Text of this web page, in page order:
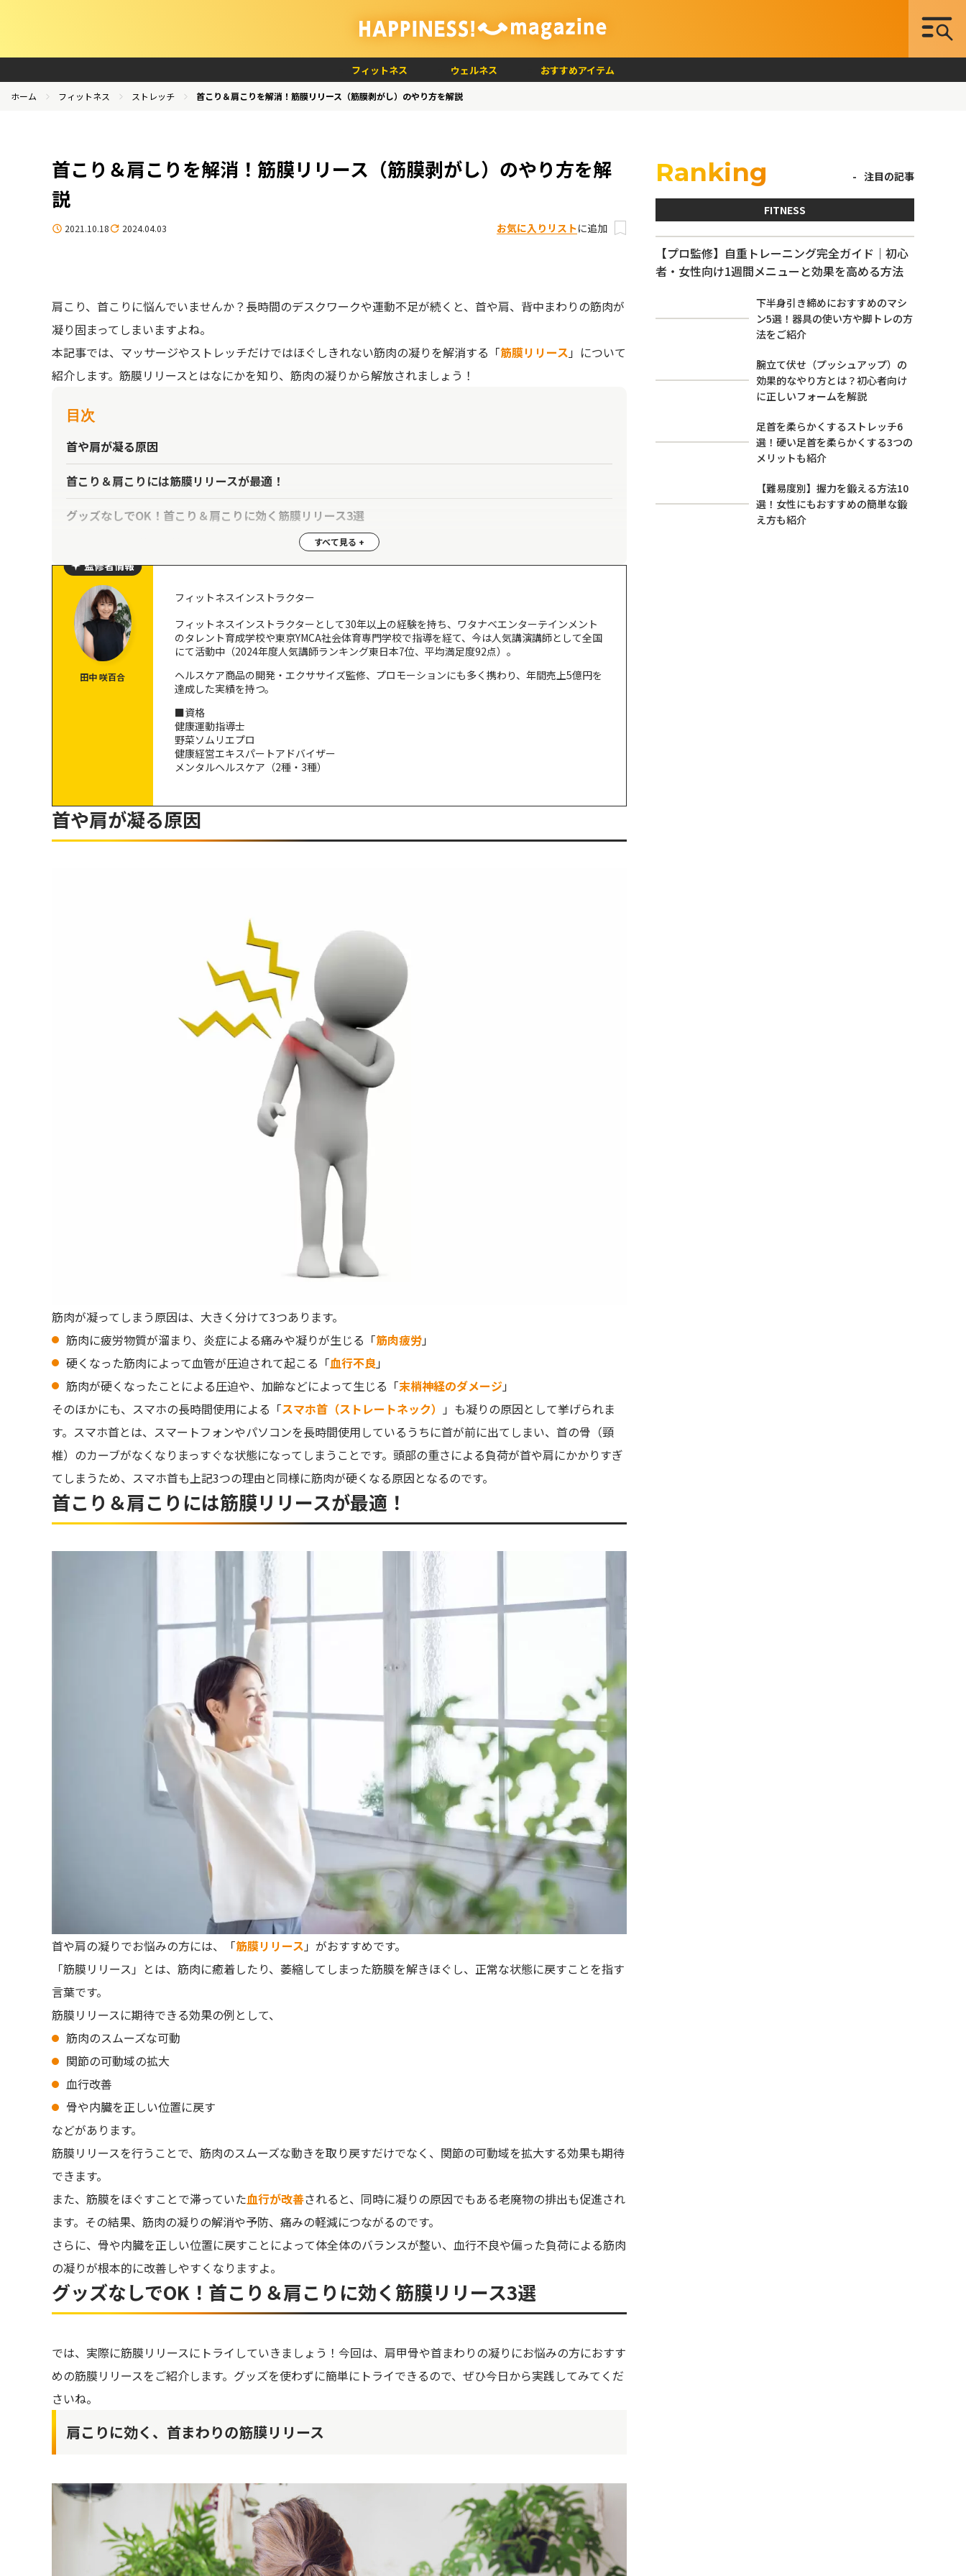
フィットネス ウェルネス おすすめアイテム
ホーム フィットネス ストレッチ 首こり＆肩こりを解消！筋膜リリース（筋膜剥がし）のやり方を解説
首こり＆肩こりを解消！筋膜リリース（筋膜剥がし）のやり方を解
説
2021.10.18 2024.04.03 お気に入りリストに追加
肩こり、首こりに悩んでいませんか？長時間のデスクワークや運動不足が続くと、首や肩、背中まわりの筋肉が
凝り固まってしまいますよね。
本記事では、マッサージやストレッチだけではほぐしきれない筋肉の凝りを解消する「筋膜リリース」について
紹介します。筋膜リリースとはなにかを知り、筋肉の凝りから解放されましょう！
目次
首や肩が凝る原因
首こり＆肩こりには筋膜リリースが最適！
グッズなしでOK！首こり＆肩こりに効く筋膜リリース3選
首まわりの筋膜リリース
背中まわりの筋膜リリース
筋膜ローラーを使った首・肩の筋膜リリースもおすすめ
首・肩の筋膜リリースに関するQ&A
そもそも筋膜リリースとは？
首に筋膜ローラーを使うのは危険？
筋膜ローラー以外におすすめの道具は？
首のトリガーポイントってなに？
監修者情報
田中 咲百合
フィットネスインストラクター
フィットネスインストラクターとして30年以上の経験を持ち、ワタナベエンターテインメント
のタレント育成学校や東京YMCA社会体育専門学校で指導を経て、今は人気講演講師として全国
にて活動中（2024年度人気講師ランキング東日本7位、平均満足度92点）。
ヘルスケア商品の開発・エクササイズ監修、プロモーションにも多く携わり、年間売上5億円を
達成した実績を持つ。
■資格
健康運動指導士
野菜ソムリエプロ
健康経営エキスパートアドバイザー
メンタルヘルスケア（2種・3種）
首や肩が凝る原因
筋肉が凝ってしまう原因は、大きく分けて3つあります。
筋肉に疲労物質が溜まり、炎症による痛みや凝りが生じる「筋肉疲労」
硬くなった筋肉によって血管が圧迫されて起こる「血行不良 」
筋肉が硬くなったことによる圧迫や、加齢などによって生じる「末梢神経のダメージ」
そのほかにも、スマホの長時間使用による「スマホ首（ストレートネック）
」も凝りの原因として挙げられま
す。スマホ首とは、スマートフォンやパソコンを長時間使用しているうちに首が前に出てしまい、首の骨（頸
椎）のカーブがなくなりまっすぐな状態になってしまうことです。頭部の重さによる負荷が首や肩にかかりすぎ
てしまうため、スマホ首も上記3つの理由と同様に筋肉が硬くなる原因となるのです。
首こり＆肩こりには筋膜リリースが最適！
首や肩の凝りでお悩みの方には、「筋膜リリース」がおすすめです。
「筋膜リリース」とは、筋肉に癒着したり、萎縮してしまった筋膜を解きほぐし、正常な状態に戻すことを指す
言葉です。
筋膜リリースに期待できる効果の例として、
筋肉のスムーズな可動
関節の可動域の拡大
血行改善
骨や内臓を正しい位置に戻す
などがあります。
筋膜リリースを行うことで、筋肉のスムーズな動きを取り戻すだけでなく、関節の可動域を拡大する効果も期待
できます。
また、筋膜をほぐすことで滞っていた血行が改善されると、同時に凝りの原因でもある老廃物の排出も促進され
ます。その結果、筋肉の凝りの解消や予防、痛みの軽減につながるのです。
さらに、骨や内臓を正しい位置に戻すことによって体全体のバランスが整い、血行不良や偏った負荷による筋肉
の凝りが根本的に改善しやすくなりますよ。
グッズなしでOK！首こり＆肩こりに効く筋膜リリース3選
では、実際に筋膜リリースにトライしていきましょう！今回は、肩甲骨や首まわりの凝りにお悩みの方におすす
めの筋膜リリースをご紹介します。グッズを使わずに簡単にトライできるので、ぜひ今日から実践してみてくだ
さいね。
肩こりに効く、首まわりの筋膜リリース
Ranking 注目の記事
FITNESS
【プロ監修】自重トレーニング完全ガイド｜初心
者・女性向け1週間メニューと効果を高める方法
下半身引き締めにおすすめのマシ
ン5選！器具の使い方や脚トレの方
法をご紹介
腕立て伏せ（プッシュアップ）の
効果的なやり方とは？初心者向け
に正しいフォームを解説
足首を柔らかくするストレッチ6
選！硬い足首を柔らかくする3つの
メリットも紹介
【難易度別】握力を鍛える方法10
選！女性にもおすすめの簡単な鍛
え方も紹介